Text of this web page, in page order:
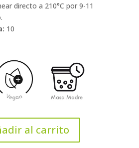
directo a 210°C por 9-11
10
al carrito